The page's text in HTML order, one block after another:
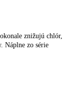
znižujú chlór,
Náplne zo série